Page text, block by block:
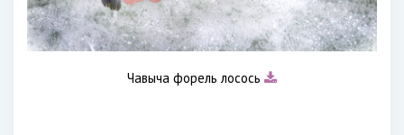
Чавыча форель лосось